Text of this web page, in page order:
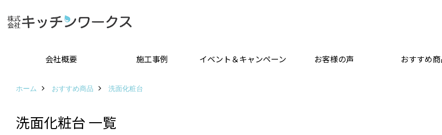
会社概要 施工事例 イベント＆キャンペーン お客様の声 おすすめ
ホーム おすすめ商品 洗面化粧台
洗面化粧台 一覧